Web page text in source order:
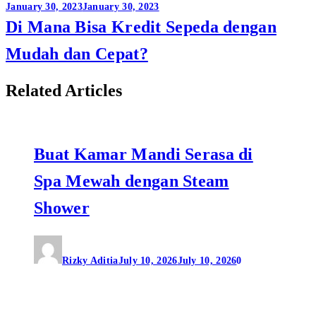
January 30, 2023January 30, 2023
Di Mana Bisa Kredit Sepeda dengan
Mudah dan Cepat?
Related Articles
Buat Kamar Mandi Serasa di
Spa Mewah dengan Steam
Shower
Rizky AditiaJuly 10, 2026July 10, 20260